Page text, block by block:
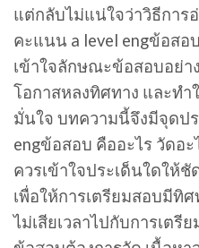
แต่กลับไม่แน่ใจว่าวิธีการ
คะแนน a level engข้อสอ
เข้าใจลักษณะข้อสอบอย่า
โอกาสหลงทิศทาง และทำ
มั่นใจ บทความนี้จึงมีจุดปร
engข้อสอบ คืออะไร วัดอ
ควรเข้าใจประเด็นใดให้
เพื่อให้การเตรียมสอบมีทิ
ไม่เสียเวลาไปกับการเต